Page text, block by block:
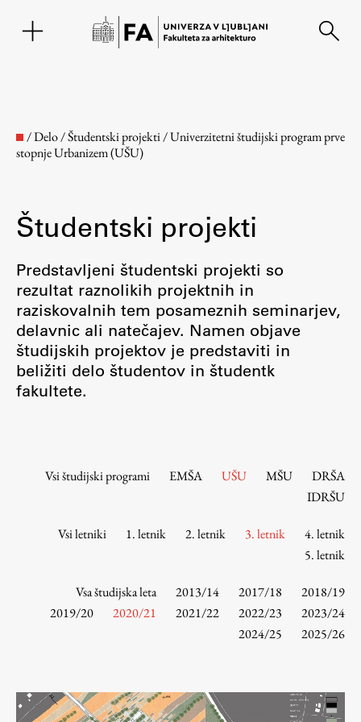
Fakulteta
O fakulteti
Osebje
Organiziranost
Mednarodno sodelovanje
Tržna dejavnost
Intranet UL FA
Spletni arhiv DEPO
/Delo/Študentski projekti/Univerzitetni študijski program prve
stopnje Urbanizem (UŠU)
Študentski projekti
Predstavljeni študentski projekti so
rezultat raznolikih projektnih in
raziskovalnih tem posameznih seminarjev,
delavnic ali natečajev. Namen objave
študijskih projektov je predstaviti in
beližiti delo študentov in študentk
fakultete.
Vsi študijski programi EMŠA UŠU MŠU
DRŠA
IDRŠU
Vsi letniki 1. letnik 2. letnik 3. letnik
4. letnik
5. letnik
Vsa študijska leta 2013/14 2017/18
2018/19
2019/20
2020/21 2021/22 2022/23
2023/24
2024/25
2025/26